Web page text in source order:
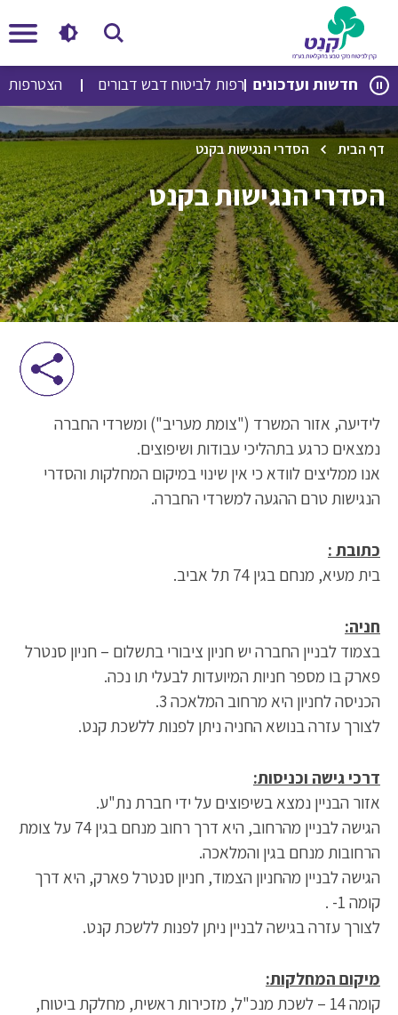
דלג
לתוכן
דלג
לניווט
חדשות ועדכוניםהצטרפות לביטוח דבש דבורים הצטרפות
דף הבית הסדרי הנגישות בקנט
הסדרי הנגישות בקנט
לידיעה, אזור המשרד ("צומת מעריב") ומשרדי החברה
נמצאים כרגע בתהליכי עבודות ושיפוצים.
אנו ממליצים לוודא כי אין שינוי במיקום המחלקות והסדרי
הנגישות טרם ההגעה למשרדי החברה.
כתובת :
בית מעיא, מנחם בגין 74 תל אביב.
חניה:
בצמוד לבניין החברה יש חניון ציבורי בתשלום – חניון סנטרל
פארק בו מספר חניות המיועדות לבעלי תו נכה.
הכניסה לחניון היא מרחוב המלאכה 3.
לצורך עזרה בנושא החניה ניתן לפנות ללשכת קנט.
דרכי גישה וכניסות:
אזור הבניין נמצא בשיפוצים על ידי חברת נת"ע.
הגישה לבניין מהרחוב, היא דרך רחוב מנחם בגין 74 על צומת
הרחובות מנחם בגין והמלאכה.
הגישה לבניין מהחניון הצמוד, חניון סנטרל פארק, היא דרך
קומה 1- .
לצורך עזרה בגישה לבניין ניתן לפנות ללשכת קנט.
מיקום המחלקות:
קומה 14 – לשכת מנכ"ל, מזכירות ראשית, מחלקת ביטוח,